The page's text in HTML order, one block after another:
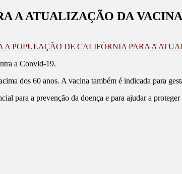
A ATUALIZAÇÃO DA
A POPULAÇÃO DE CALIFÓRNIA PARA A
a Convid-19.
dos 60 anos. A vacina também é indicada para
para a prevenção da doença e para ajudar a